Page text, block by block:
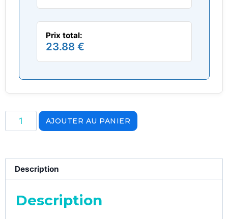
Prix total:
23.88 €
AJOUTER AU PANIER
Description
Description